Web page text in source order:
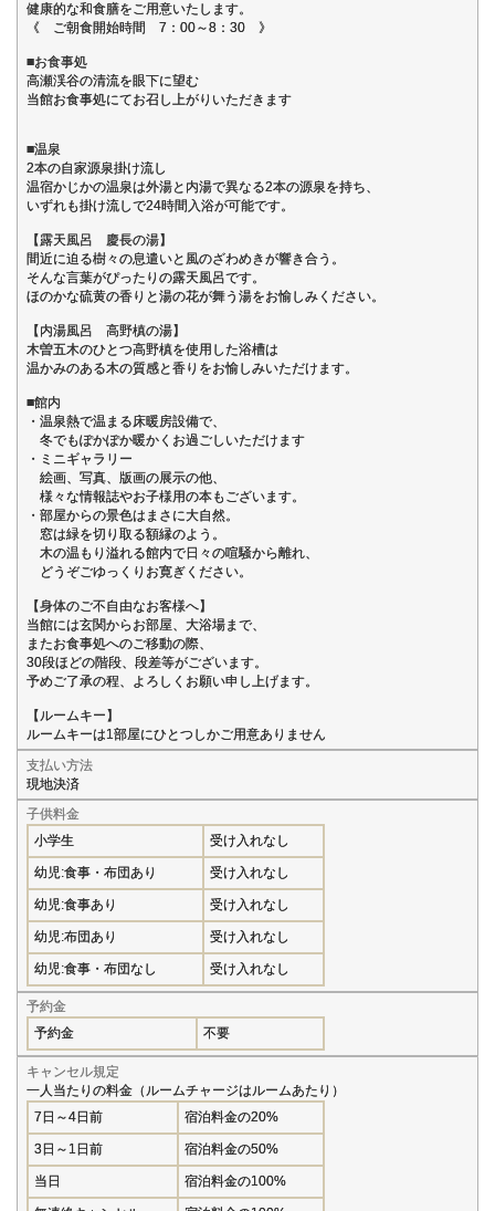
健康的な和食膳をご用意いたします。
《 ご朝食開始時間 7：00～8：30 》
■お食事処
高瀬渓谷の清流を眼下に望む
当館お食事処にてお召し上がりいただきます
■温泉
2本の自家源泉掛け流し
温宿かじかの温泉は外湯と内湯で異なる2本の源泉を持ち、
いずれも掛け流しで24時間入浴が可能です。
【露天風呂 慶長の湯】
間近に迫る樹々の息遣いと風のざわめきが響き合う。
そんな言葉がぴったりの露天風呂です。
ほのかな硫黄の香りと湯の花が舞う湯をお愉しみください。
【内湯風呂 高野槙の湯】
木曽五木のひとつ高野槙を使用した浴槽は
温かみのある木の質感と香りをお愉しみいただけます。
■館内
・温泉熱で温まる床暖房設備で、
冬でもぽかぽか暖かくお過ごしいただけます
・ミニギャラリー
絵画、写真、版画の展示の他、
様々な情報誌やお子様用の本もございます。
・部屋からの景色はまさに大自然。
窓は緑を切り取る額縁のよう。
木の温もり溢れる館内で日々の喧騒から離れ、
どうぞごゆっくりお寛ぎください。
【身体のご不自由なお客様へ】
当館には玄関からお部屋、大浴場まで、
またお食事処へのご移動の際、
30段ほどの階段、段差等がございます。
予めご了承の程、よろしくお願い申し上げます。
【ルームキー】
ルームキーは1部屋にひとつしかご用意ありません
支払い方法
現地決済
子供料金
小学生
受け入れなし
幼児:食事・布団あり 受け入れなし
幼児:食事あり 受け入れなし
幼児:布団あり 受け入れなし
幼児:食事・布団なし 受け入れなし
予約金
予約金
不要
キャンセル規定
一人当たりの料金（ルームチャージはルームあたり）
7日～4日前
宿泊料金の20%
3日～1日前 宿泊料金の50%
当日 宿泊料金の100%